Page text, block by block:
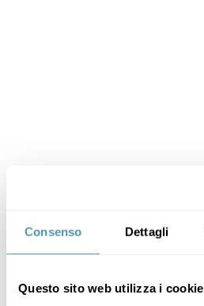
Consenso Dettagli
Questo sito web utilizza i cookie